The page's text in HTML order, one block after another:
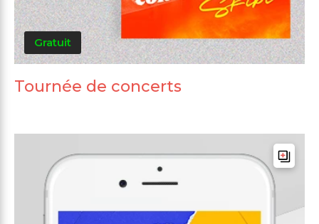
Gratuit
Tournée de concerts